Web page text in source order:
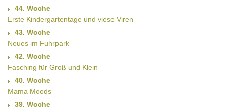
44. Woche
Erste Kindergartentage und viese Viren
43. Woche
Neues im Fuhrpark
42. Woche
Fasching für Groß und Klein
40. Woche
Mama Moods
39. Woche